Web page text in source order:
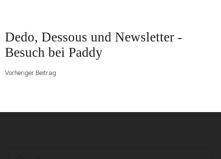
Vorheriger
Beitrag
Dedo, Dessous und Newsletter -
Besuch bei Paddy
Vorheriger Beitrag